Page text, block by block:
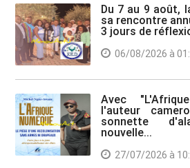
Du 7 au 9 août,
sa rencontre
3 jours de
06/08/2026 à
Avec
l'auteur
sonnette
nouvelle...
27/07/2026 à